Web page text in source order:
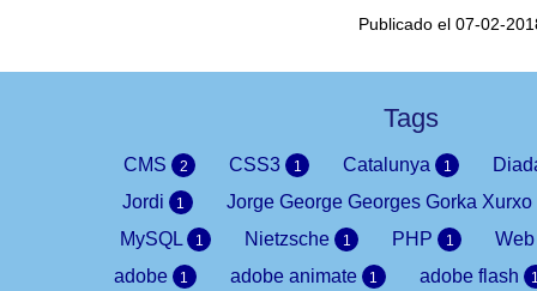
Publicado el 07-02-
Tags
CMS 2 CSS3 1 Catalunya 1
Jordi
1
Jorge George Georges Gorka Xurxo
MySQL
1 Nietzsche 1 PHP 1
adobe
1 adobe animate 1 adobe flash